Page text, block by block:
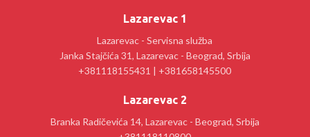
Lazarevac 1
Lazarevac - Servisna služba
Janka Stajčića 31, Lazarevac - Beograd, Srbija
+381118155431 | +381658145500
Lazarevac 2
Branka Radičevića 14, Lazarevac - Beograd, Srbija